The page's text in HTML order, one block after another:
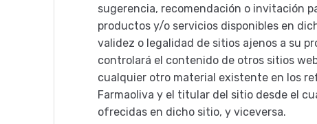
sugerencia, recomendación o invitación
productos y/o servicios disponibles en
validez o legalidad de sitios ajenos a su
controlará el contenido de otros sitios
cualquier otro material existente en los
Farmaoliva y el titular del sitio desde el
ofrecidas en dicho sitio, y viceversa.